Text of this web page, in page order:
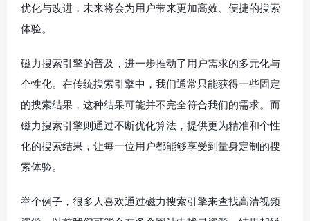
优化与改进，未来将会为用户带来更加高效、便捷的搜索
体验。
磁力搜索引擎的普及，进一步推动了用户需求的多元化与
个性化。在传统搜索引擎中，我们通常只能获得一些固定
的搜索结果，这种结果可能并不完全符合我们的需求。而
磁力搜索引擎则通过不断优化算法，提供更为精准和个性
化的搜索结果，让每一位用户都能够享受到量身定制的搜
索体验。
举个例子，很多人喜欢通过磁力搜索引擎来查找高清视频